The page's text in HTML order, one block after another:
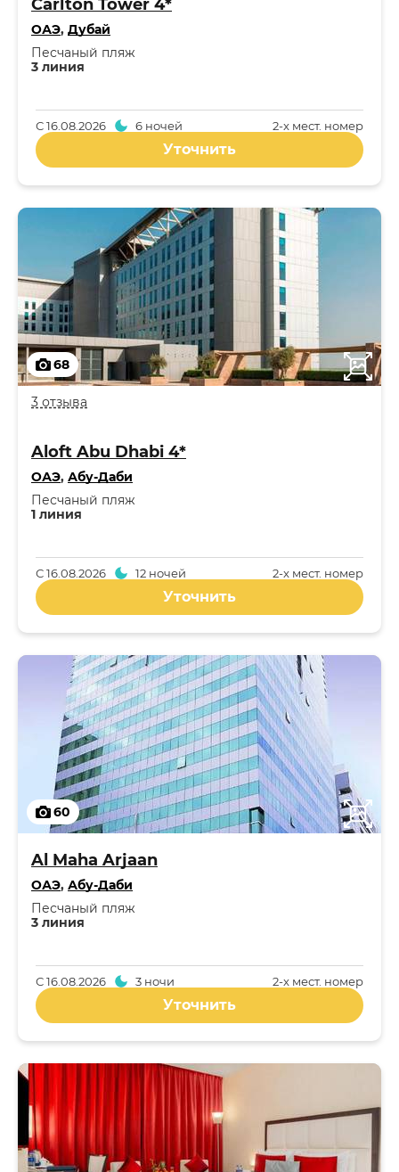
Carlton Tower 4*
ОАЭ, Дубай
3 линия
Песчаный пляж
2-x мест. номер
С16.08.2026 6 ночей
Уточнить
68
3 отзыва
Aloft Abu Dhabi 4*
ОАЭ, Абу-Даби
1 линия
Песчаный пляж
2-x мест. номер
С16.08.2026 12 ночей
Уточнить
60
Al Maha Arjaan
ОАЭ, Абу-Даби
3 линия
Песчаный пляж
2-x мест. номер
С16.08.2026 3 ночи
Уточнить